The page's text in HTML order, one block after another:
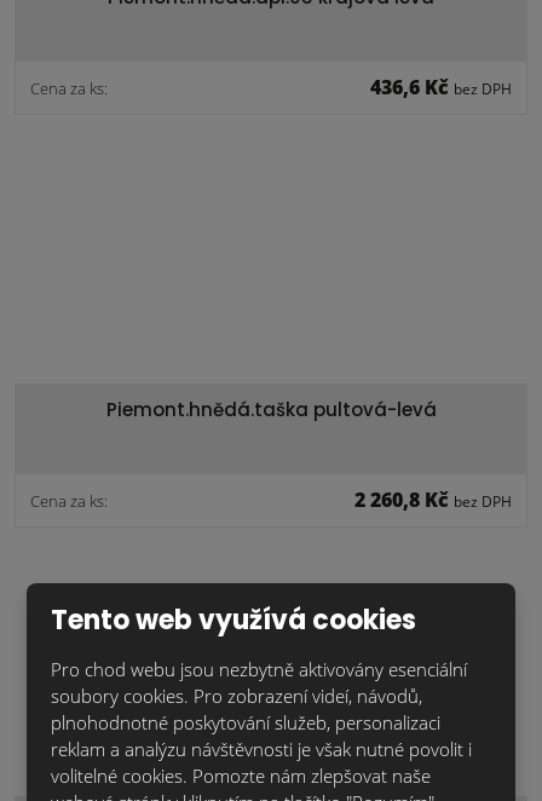
Cena za ks: 436,6 Kč bez DPH
Piemont.hnědá.taška pultová-levá
Cena za ks: 2 260,8 Kč bez DPH
Tento web využívá cookies
Pro chod webu jsou nezbytně aktivovány esenciální
soubory cookies. Pro zobrazení videí, návodů,
plnohodnotné poskytování služeb, personalizaci
reklam a analýzu návštěvnosti je však nutné povolit i
volitelné cookies. Pomozte nám zlepšovat naše